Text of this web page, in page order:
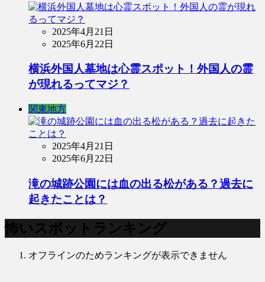
2025年4月21日
2025年6月22日
横浜外国人墓地は心霊スポット！外国人の霊
が現れるってマジ？
関東地方
2025年4月21日
2025年6月22日
滝の城跡公園には血の出る松がある？過去に
起きたことは？
怖いスポットランキング
オフラインのためランキングが表示できません